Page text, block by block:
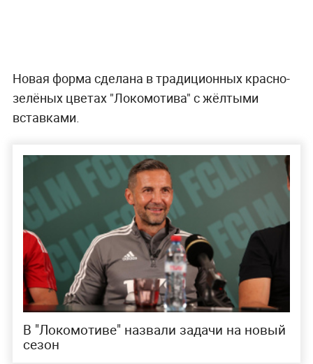
Новая форма сделана в традиционных красно-
зелёных цветах "Локомотива" с жёлтыми
вставками.
В "Локомотиве" назвали задачи на новый
сезон